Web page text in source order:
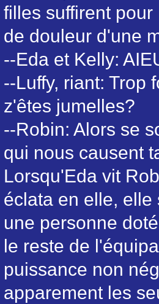
filles suffirent
de douleur d'une
--Eda et Kelly:
--Luffy, riant: Trop
z'êtes jumelles?
--Robin: Alors se
qui nous causent
Lorsqu'Eda vit
éclata en elle,
une personne
le reste de
puissance non
apparement les